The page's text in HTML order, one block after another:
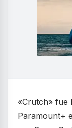
«Crutch» fue
Paramount+